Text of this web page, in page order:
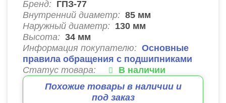
Бренд: ГПЗ-77
Внутренний диаметр: 85 мм
Наружный диаметр: 130 мм
Высота: 34 мм
Информация покупателю: Основные
правила обращения с подшипниками
Статус товара:
В наличии
Похожие товары в наличии и
под заказ